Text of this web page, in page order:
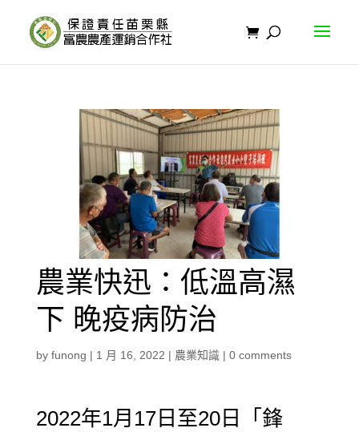
農業快迅：低溫高濕
下 晚疫病防治
by funong | 1 月 16, 2022 | 農業知識| 0 comments
2022年1月17日至20日「鋒